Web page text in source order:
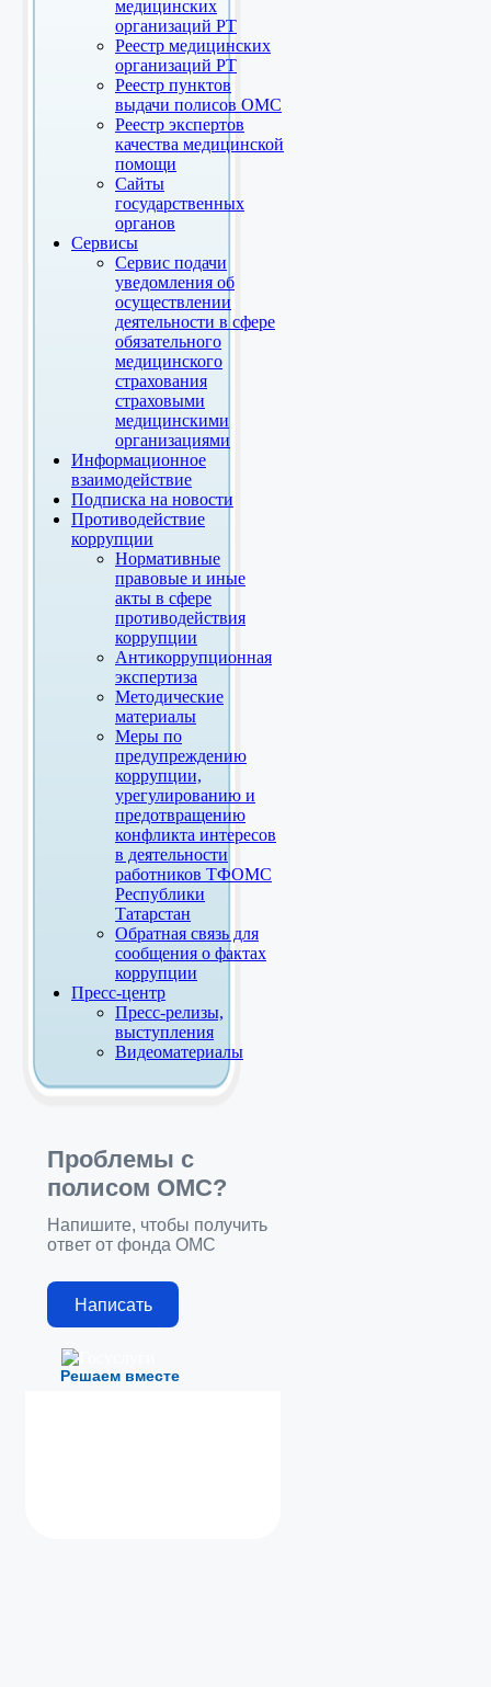
медицинских
организаций РТ
Реестр медицинских
организаций РТ
Реестр пунктов
выдачи полисов ОМС
Реестр экспертов
качества медицинской
помощи
Сайты
государственных
органов
Сервисы
Сервис подачи
уведомления об
осуществлении
деятельности в сфере
обязательного
медицинского
страхования
страховыми
медицинскими
организациями
Информационное
взаимодействие
Подписка на новости
Противодействие
коррупции
Нормативные
правовые и иные
акты в сфере
противодействия
коррупции
Антикоррупционная
экспертиза
Методические
материалы
Меры по
предупреждению
коррупции,
урегулированию и
предотвращению
конфликта интересов
в деятельности
работников ТФОМС
Республики
Татарстан
Обратная связь для
сообщения о фактах
коррупции
Пресс-центр
Пресс-релизы,
выступления
Видеоматериалы
Решаем вместе
Проблемы с
полисом ОМС?
Напишите, чтобы получить
ответ от фонда ОМС
Написать